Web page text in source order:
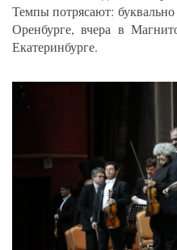
Темпы потрясают:
Оренбурге, вчера в
Екатеринбурге.